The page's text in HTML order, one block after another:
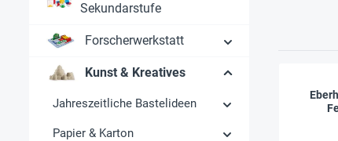
Sekundarstufe
Forscherwerkstatt
Kunst & Kreatives
Jahreszeitliche Bastelideen
Papier & Karton